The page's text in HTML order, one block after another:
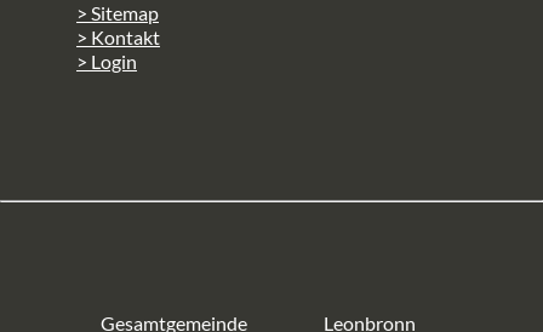
> Sitemap
> Kontakt
> Login
Gesamtgemeinde Leonbronn